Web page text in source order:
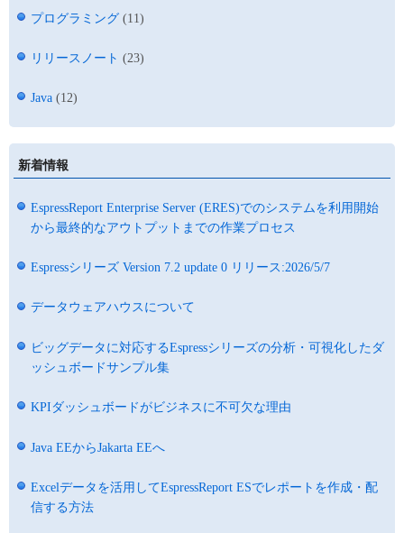
プログラミング (11)
リリースノート (23)
Java (12)
新着情報
EspressReport Enterprise Server (ERES)でのシステムを利用開始
から最終的なアウトプットまでの作業プロセス
Espressシリーズ Version 7.2 update 0 リリース:2026/5/7
データウェアハウスについて
ビッグデータに対応するEspressシリーズの分析・可視化したダ
ッシュボードサンプル集
KPIダッシュボードがビジネスに不可欠な理由
Java EEからJakarta EEへ
Excelデータを活用してEspressReport ESでレポートを作成・配
信する方法